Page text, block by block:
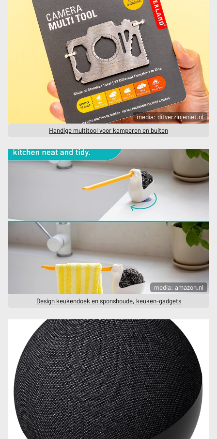
media: ditverzinjeniet.nl
Handige multitool voor kamperen en buiten
media: amazon.nl
Design keukendoek en sponshoude, keuken-gadgets